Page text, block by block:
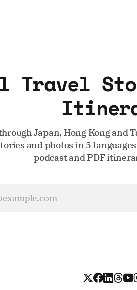
Japan, Hong Kong and
and photos in 5
podcast and PDF